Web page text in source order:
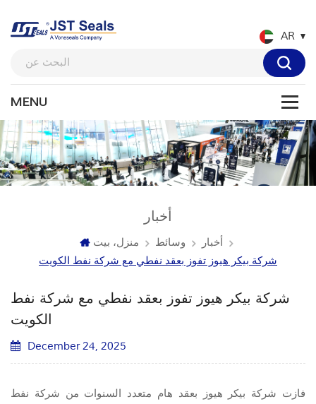
AR
أخبار
منزل، بيت وسائط
أخبار
شركة بيكر هيوز تفوز بعقد نفطي مع شركة نفط الكويت
شركة بيكر هيوز تفوز بعقد نفطي مع شركة نفط
الكويت
December 24, 2025
فازت شركة بيكر هيوز بعقد هام متعدد السنوات من شركة نفط